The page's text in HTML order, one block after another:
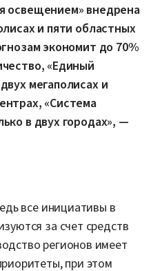
освещением» внедрена
и пяти областных
экономит до 70%
«Единый
мегаполисах и
«Система
в двух городах», —
все инициативы в
за счет средств
регионов имеет
при этом